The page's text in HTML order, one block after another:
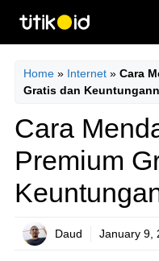
content
Home » Internet » Cara
Gratis dan
Cara
Premium
Daud January 9,